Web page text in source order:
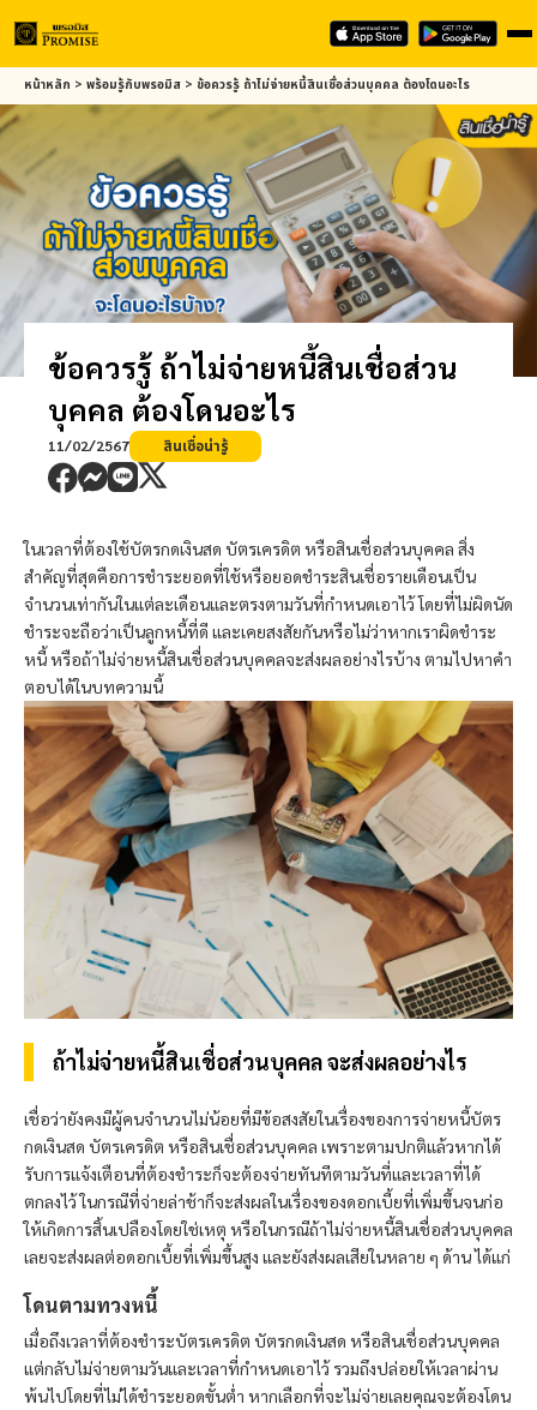
Skip
to
main
content
หน้าหลัก > พร้อมรู้กับพรอมิส > ข้อควรรู้ ถ้าไม่จ่ายหนี้สินเชื่อส่วนบุคคล ต้องโดนอะไร
ข้อควรรู้ ถ้าไม่จ่ายหนี้สินเชื่อส่วน
บุคคล ต้องโดนอะไร
11/02/2567 สินเชื่อน่ารู้
ในเวลาที่ต้องใช้บัตรกดเงินสด บัตรเครดิต หรือสินเชื่อส่วนบุคคล สิ่ง
สำคัญที่สุดคือการชำระยอดที่ใช้หรือยอดชำระสินเชื่อรายเดือนเป็น
จำนวนเท่ากันในแต่ละเดือนและตรงตามวันที่กำหนดเอาไว้ โดยที่ไม่ผิดนัด
ชำระจะถือว่าเป็นลูกหนี้ที่ดี และเคยสงสัยกันหรือไม่ว่าหากเราผิดชำระ
หนี้ หรือถ้าไม่จ่ายหนี้สินเชื่อส่วนบุคคลจะส่งผลอย่างไรบ้าง ตามไปหาคำ
ตอบได้ในบทความนี้
ถ้าไม่จ่ายหนี้สินเชื่อส่วนบุคคล จะส่งผลอย่างไร
เชื่อว่ายังคงมีผู้คนจำนวนไม่น้อยที่มีข้อสงสัยในเรื่องของการจ่ายหนี้บัตร
กดเงินสด บัตรเครดิต หรือสินเชื่อส่วนบุคคล เพราะตามปกติแล้วหากได้
รับการแจ้งเตือนที่ต้องชำระก็จะต้องจ่ายทันทีตามวันที่และเวลาที่ได้
ตกลงไว้ ในกรณีที่จ่ายล่าช้าก็จะส่งผลในเรื่องของดอกเบี้ยที่เพิ่มขึ้นจนก่อ
ให้เกิดการสิ้นเปลืองโดยใช่เหตุ หรือในกรณีถ้าไม่จ่ายหนี้สินเชื่อส่วนบุคคล
เลยจะส่งผลต่อดอกเบี้ยที่เพิ่มขึ้นสูง และยังส่งผลเสียในหลาย ๆ ด้าน ได้แก่
โดนตามทวงหนี้
เมื่อถึงเวลาที่ต้องชำระบัตรเครดิต บัตรกดเงินสด หรือสินเชื่อส่วนบุคคล
แต่กลับไม่จ่ายตามวันและเวลาที่กำหนดเอาไว้ รวมถึงปล่อยให้เวลาผ่าน
พ้นไปโดยที่ไม่ได้ชำระยอดขั้นต่ำ หากเลือกที่จะไม่จ่ายเลยคุณจะต้องโดน